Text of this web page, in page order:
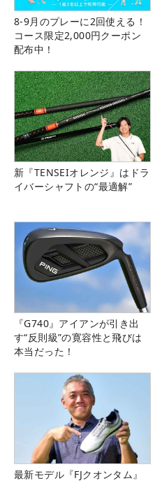
8-9月のプレーに2回使える！
コース限定2,000円クーポン
配布中！
新『TENSEIオレンジ』はドラ
イバーシャフトの“最適解”
『G740』アイアンが引き出
す“反則級”の寛容性と飛びは
本当だった！
最新モデル『FJクオンタム』